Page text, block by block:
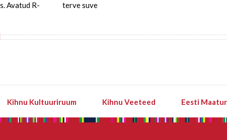
Avatud R-
terve suve
Kihnu Kultuuriruum Kihnu Veeteed Eesti